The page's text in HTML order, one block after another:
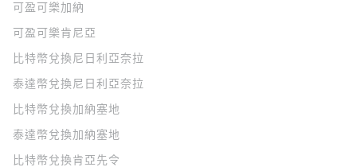
可盈可樂加納
可盈可樂肯尼亞
比特幣兌換尼日利亞奈拉
泰達幣兌換尼日利亞奈拉
比特幣兌換加納塞地
泰達幣兌換加納塞地
比特幣兌換肯亞先令